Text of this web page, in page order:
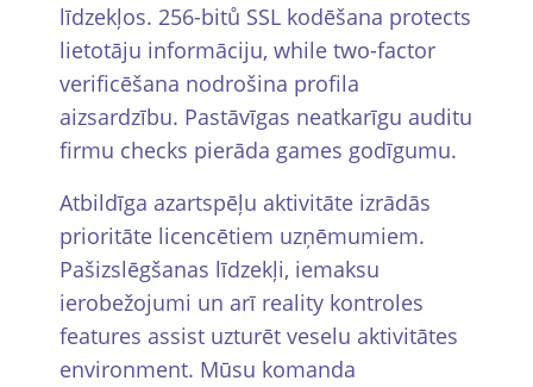
līdzekļos. 256-bitů SSL kodēšana protects
lietotāju informāciju, while two-factor
verificēšana nodrošina profila
aizsardzību. Pastāvīgas neatkarīgu auditu
firmu checks pierāda games godīgumu.
Atbildīga azartspēļu aktivitāte izrādās
prioritāte licencētiem uzņēmumiem.
Pašizslēgšanas līdzekļi, iemaksu
ierobežojumi un arī reality kontroles
features assist uzturēt veselu aktivitātes
environment. Mūsu komanda